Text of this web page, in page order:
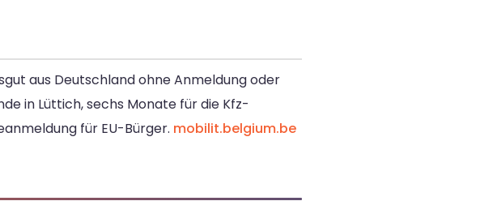
aus Deutschland ohne Anmeldung oder
in Lüttich, sechs Monate für die Kfz-
für EU-Bürger. mobilit.belgium.be